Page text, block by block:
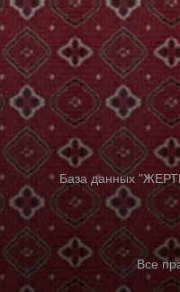
База данных
Все